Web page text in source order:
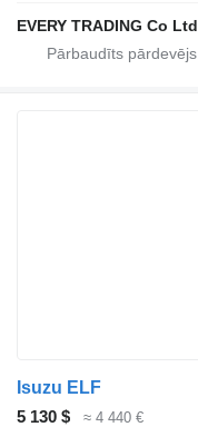
EVERY TRADING Co Ltd
Isuzu ELF
5 130 $
≈ 4 440 €